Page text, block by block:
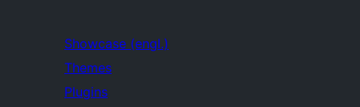
Showcase (engl.)
Themes
Plugins